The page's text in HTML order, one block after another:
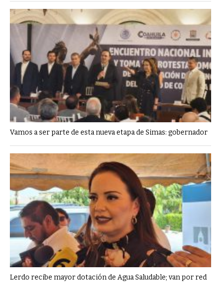
Vamos a ser parte de esta nueva etapa de Simas: gobernador
Lerdo recibe mayor dotación de Agua Saludable; van por red